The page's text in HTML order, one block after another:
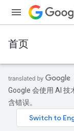
首页
Google 会使用 AI
含错误。